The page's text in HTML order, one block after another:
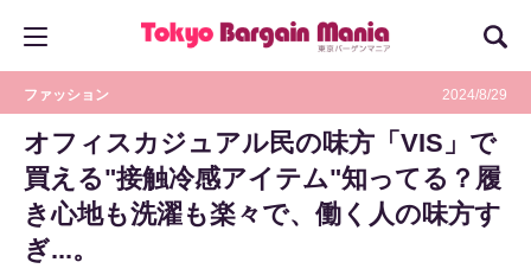
ファッション 2024/8/29
オフィスカジュアル民の味方「VIS」で
買える"接触冷感アイテム"知ってる？履
き心地も洗濯も楽々で、働く人の味方す
ぎ...。